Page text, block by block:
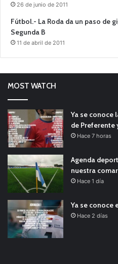
26 de junio de 2011
Fútbol.- La Roda da un paso de
Segunda B
11 de abril de 2011
MOST WATCH
Ya se conoce
de Preferente
Hace 7 horas
Agenda
nuestra
Hace 1 día
Ya se conoce
Hace 2 días